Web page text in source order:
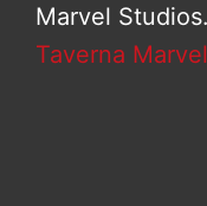
Marvel
Taverna Marvel